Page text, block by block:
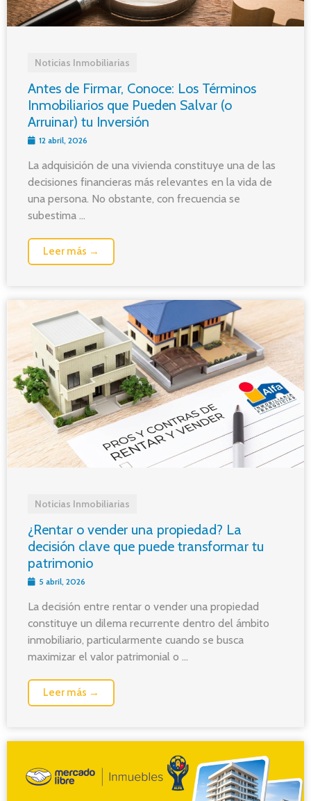
Noticias Inmobiliarias
Antes de Firmar, Conoce: Los Términos
Inmobiliarios que Pueden Salvar (o
Arruinar) tu Inversión
12 abril, 2026
La adquisición de una vivienda constituye una de las
decisiones financieras más relevantes en la vida de
una persona. No obstante, con frecuencia se
subestima ...
Leer más →
Noticias Inmobiliarias
¿Rentar o vender una propiedad? La
decisión clave que puede transformar tu
patrimonio
5 abril, 2026
La decisión entre rentar o vender una propiedad
constituye un dilema recurrente dentro del ámbito
inmobiliario, particularmente cuando se busca
maximizar el valor patrimonial o ...
Leer más →